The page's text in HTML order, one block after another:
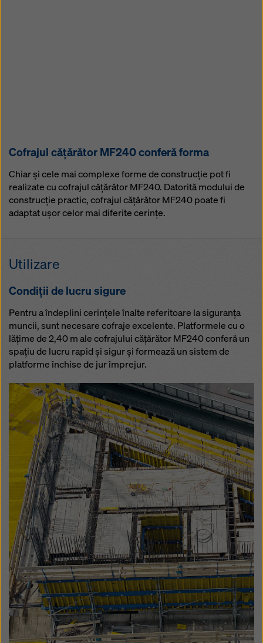
Cofrajul căţărător MF240 conferă forma
Chiar şi cele mai complexe forme de construcţie pot fi
realizate cu cofrajul căţărător MF240. Datorită modului de
construcţie practic, cofrajul căţărător MF240 poate fi
adaptat uşor celor mai diferite cerinţe.
Utilizare
Condiții de lucru sigure
Pentru a îndeplini cerinţele înalte referitoare la siguranţa
muncii, sunt necesare cofraje excelente. Platformele cu o
lăţime de 2,40 m ale cofrajului căţărător MF240 conferă un
spațiu de lucru rapid şi sigur şi formează un sistem de
platforme închise de jur împrejur.